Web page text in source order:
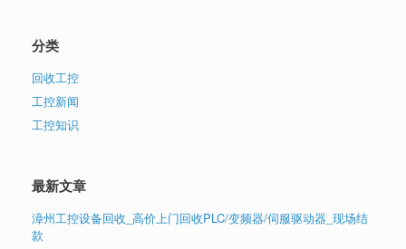
分类
回收工控
工控新闻
工控知识
最新文章
漳州工控设备回收_高价上门回收PLC/变频器/伺服驱动器_现场结
款